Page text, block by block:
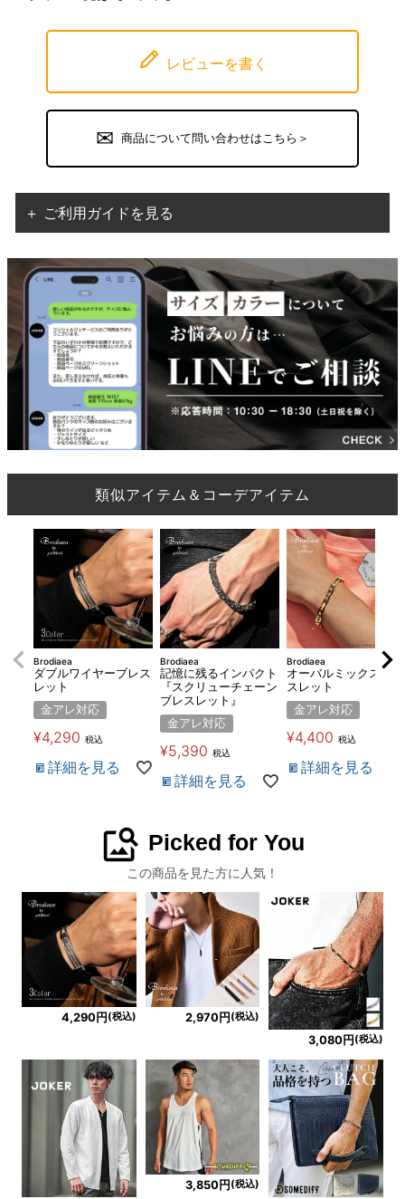
レビューを書く
商品について問い合わせはこちら＞
＋ ご利用ガイドを見る
類似アイテム＆コーデアイテム
Brodiaea
ダブルワイヤーブレス
レット
金アレ対応
¥4,290 税込
詳細を見る
Brodiaea
記憶に残るインパクト
『スクリューチェーン
ブレスレット』
金アレ対応
¥5,390 税込
詳細を見る
Brodiaea
オーバルミックスブレ
スレット
金アレ対応
¥4,400 税込
詳細を見る
image_search Picked for You
この商品を見た方に人気！
4,290円(税込) 2,970円(税込)
3,080円 (税込)
3,850円 (税込)